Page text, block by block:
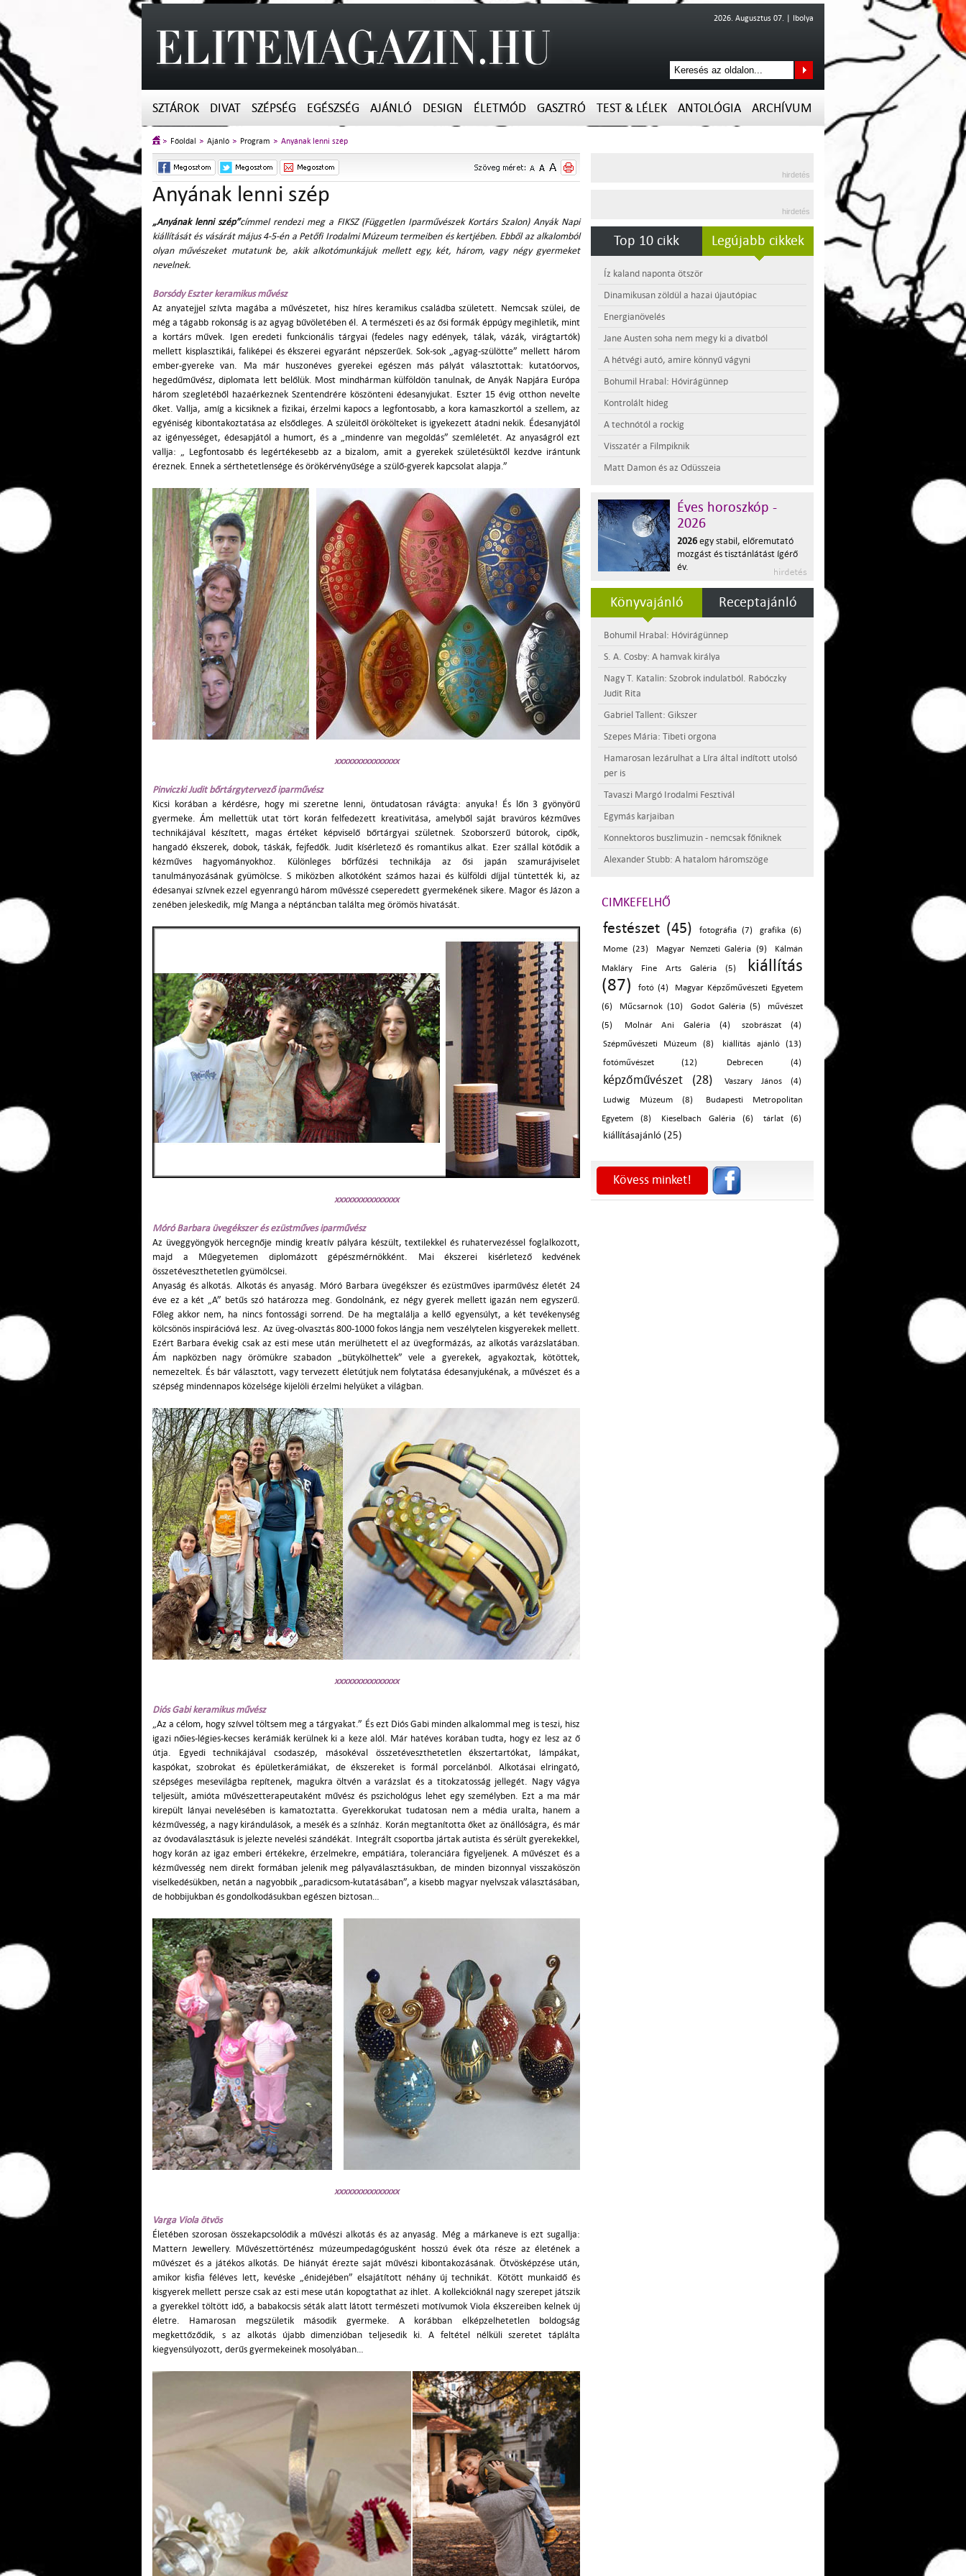
2026. Augusztus 07. | Ibolya
SZTÁROK DIVAT SZÉPSÉG EGÉSZSÉG AJÁNLÓ DESIGN ÉLETMÓD GASZTRÓ TEST & LÉLEK ANTOLÓGIA ARCHÍVUM
Főoldal Ajánló Program Anyának lenni szép
Anyának lenni szép
„Anyának lenni szép”címmel rendezi meg a FIKSZ (Független Iparművészek Kortárs Szalon) Anyák Napi
kiállítását és vásárát május 4-5-én a Petőfi Irodalmi Múzeum termeiben és kertjében. Ebből az alkalomból
olyan művészeket mutatunk be, akik alkotómunkájuk mellett egy, két, három, vagy négy gyermeket
nevelnek.
Borsódy Eszter keramikus művész
Az anyatejjel szívta magába a művészetet, hisz híres keramikus családba született. Nemcsak szülei, de
még a tágabb rokonság is az agyag bűvöletében él. A természeti és az ősi formák éppúgy megihletik, mint
a kortárs művek. Igen eredeti funkcionális tárgyai (fedeles nagy edények, tálak, vázák, virágtartók)
mellett kisplasztikái, faliképei és ékszerei egyaránt népszerűek. Sok-sok „agyag-szülötte” mellett három
ember-gyereke van. Ma már huszonéves gyerekei egészen más pályát választottak: kutatóorvos,
hegedűművész, diplomata lett belőlük. Most mindhárman külföldön tanulnak, de Anyák Napjára Európa
három szegletéből hazaérkeznek Szentendrére köszönteni édesanyjukat. Eszter 15 évig otthon nevelte
őket. Vallja, amíg a kicsiknek a fizikai, érzelmi kapocs a legfontosabb, a kora kamaszkortól a szellem, az
egyéniség kibontakoztatása az elsődleges. A szüleitől örökölteket is igyekezett átadni nekik. Édesanyjától
az igényességet, édesapjától a humort, és a „mindenre van megoldás” szemléletét. Az anyaságról ezt
vallja: „ Legfontosabb és legértékesebb az a bizalom, amit a gyerekek születésüktől kezdve irántunk
éreznek. Ennek a sérthetetlensége és örökérvényűsége a szülő-gyerek kapcsolat alapja.”
xxxxxxxxxxxxxxx
Pinviczki Judit bőrtárgytervező iparművész
Kicsi korában a kérdésre, hogy mi szeretne lenni, öntudatosan rávágta: anyuka! És lőn 3 gyönyörű
gyermeke. Ám mellettük utat tört korán felfedezett kreativitása, amelyből saját bravúros kézműves
technikájával készített, magas értéket képviselő bőrtárgyai születnek. Szoborszerű bútorok, cipők,
hangadó ékszerek, dobok, táskák, fejfedők. Judit kísérletező és romantikus alkat. Ezer szállal kötődik a
kézműves hagyományokhoz. Különleges bőrfűzési technikája az ősi japán szamurájviselet
tanulmányozásának gyümölcse. S miközben alkotóként számos hazai és külföldi díjjal tüntették ki, az
édesanyai szívnek ezzel egyenrangú három művésszé cseperedett gyermekének sikere. Magor és Jázon a
zenében jeleskedik, míg Manga a néptáncban találta meg örömös hivatását.
xxxxxxxxxxxxxxx
Móró Barbara üvegékszer és ezüstműves iparművész
Az üveggyöngyök hercegnője mindig kreatív pályára készült, textilekkel és ruhatervezéssel foglalkozott,
majd a Műegyetemen diplomázott gépészmérnökként. Mai ékszerei kisérletező kedvének
összetéveszthetetlen gyümölcsei.
Anyaság és alkotás. Alkotás és anyaság. Móró Barbara üvegékszer és ezüstműves iparművész életét 24
éve ez a két „A” betűs szó határozza meg. Gondolnánk, ez négy gyerek mellett igazán nem egyszerű.
Főleg akkor nem, ha nincs fontossági sorrend. De ha megtalálja a kellő egyensúlyt, a két tevékenység
kölcsönös inspirációvá lesz. Az üveg-olvasztás 800-1000 fokos lángja nem veszélytelen kisgyerekek mellett.
Ezért Barbara évekig csak az esti mese után merülhetett el az üvegformázás, az alkotás varázslatában.
Ám napközben nagy örömükre szabadon „bütykölhettek” vele a gyerekek, agyakoztak, kötöttek,
nemezeltek. És bár választott, vagy tervezett életútjuk nem folytatása édesanyjukénak, a művészet és a
szépség mindennapos közelsége kijelöli érzelmi helyüket a világban.
xxxxxxxxxxxxxxx
Diós Gabi keramikus művész
„Az a célom, hogy szívvel töltsem meg a tárgyakat.” És ezt Diós Gabi minden alkalommal meg is teszi, hisz
igazi nőies-légies-kecses kerámiák kerülnek ki a keze alól. Már hatéves korában tudta, hogy ez lesz az ő
útja. Egyedi technikájával csodaszép, másokéval összetéveszthetetlen ékszertartókat, lámpákat,
kaspókat, szobrokat és épületkerámiákat, de ékszereket is formál porcelánból. Alkotásai elringató,
szépséges mesevilágba repítenek, magukra öltvén a varázslat és a titokzatosság jellegét. Nagy vágya
teljesült, amióta művészetterapeutaként művész és pszichológus lehet egy személyben. Ezt a ma már
kirepült lányai nevelésében is kamatoztatta. Gyerekkorukat tudatosan nem a média uralta, hanem a
kézművesség, a nagy kirándulások, a mesék és a színház. Korán megtanította őket az önállóságra, és már
az óvodaválasztásuk is jelezte nevelési szándékát. Integrált csoportba jártak autista és sérült gyerekekkel,
hogy korán az igaz emberi értékekre, érzelmekre, empátiára, toleranciára figyeljenek. A művészet és a
kézművesség nem direkt formában jelenik meg pályaválasztásukban, de minden bizonnyal visszaköszön
viselkedésükben, netán a nagyobbik „paradicsom-kutatásában”, a kisebb magyar nyelvszak választásában,
de hobbijukban és gondolkodásukban egészen biztosan…
xxxxxxxxxxxxxxx
Varga Viola ötvös
Életében szorosan összekapcsolódik a művészi alkotás és az anyaság. Még a márkaneve is ezt sugallja:
Mattern Jewellery. Művészettörténész múzeumpedagógusként hosszú évek óta része az életének a
művészet és a játékos alkotás. De hiányát érezte saját művészi kibontakozásának. Ötvösképzése után,
amikor kisfia féléves lett, kevéske „énidejében” elsajátított néhány új technikát. Kötött munkaidő és
kisgyerek mellett persze csak az esti mese után kopogtathat az ihlet. A kollekcióknál nagy szerepet játszik
a gyerekkel töltött idő, a babakocsis séták alatt látott természeti motívumok Viola ékszereiben kelnek új
életre. Hamarosan megszületik második gyermeke. A korábban elképzelhetetlen boldogság
megkettőződik, s az alkotás újabb dimenzióban teljesedik ki. A feltétel nélküli szeretet táplálta
kiegyensúlyozott, derűs gyermekeinek mosolyában…
hirdetés
hirdetés
Top 10 cikk Legújabb cikkek
Íz kaland naponta ötször
Dinamikusan zöldül a hazai újautópiac
Energianövelés
Jane Austen soha nem megy ki a divatból
A hétvégi autó, amire könnyű vágyni
Bohumil Hrabal: Hóvirágünnep
Kontrolált hideg
A technótól a rockig
Visszatér a Filmpiknik
Matt Damon és az Odüsszeia
Éves horoszkóp -
2026
2026 egy stabil, előremutató
mozgást és tisztánlátást ígérő
év.
Könyvajánló Receptajánló
Bohumil Hrabal: Hóvirágünnep
S. A. Cosby: A hamvak királya
Nagy T. Katalin: Szobrok indulatból. Rabóczky
Judit Rita
Gabriel Tallent: Gikszer
Szepes Mária: Tibeti orgona
Hamarosan lezárulhat a Líra által indított utolsó
per is
Tavaszi Margó Irodalmi Fesztivál
Egymás karjaiban
Konnektoros buszlimuzin - nemcsak főniknek
Alexander Stubb: A hatalom háromszöge
CIMKEFELHŐ
festészet (45) fotográfia (7)
grafika (6)
Mome (23)
Magyar Nemzeti Galéria (9) Kálmán
Makláry Fine Arts Galéria (5)
kiállítás
(87)
fotó (4)
Magyar Képzőművészeti Egyetem
(6)
Műcsarnok (10) Godot Galéria (5)
művészet
(5)
Molnár Ani Galéria (4)
szobrászat (4)
Szépművészeti Múzeum (8)
kiállítás ajánló (13)
fotóművészet (12)
Debrecen (4)
képzőművészet (28)
Vaszary János (4)
Ludwig Múzeum (8)
Budapesti Metropolitan
Egyetem (8)
Kieselbach Galéria (6) tárlat (6)
kiállításajánló (25)
Kövess minket!